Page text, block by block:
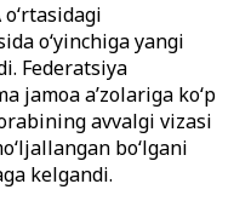
o‘yinchiga yangi
Federatsiya
jamoa a’zolariga ko‘p
avvalgi vizasi
bo‘lgani
kelgandi.